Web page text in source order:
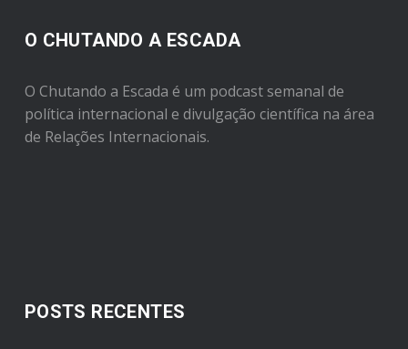
O CHUTANDO A ESCADA
O Chutando a Escada é um podcast semanal de
política internacional e divulgação científica na área
de Relações Internacionais.
POSTS RECENTES